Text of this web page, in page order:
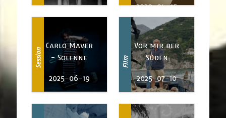
2020-04-15
Session
Carlo Maver
- Solenne
2025-06-19
Film
Vor mir der
Süden
2025-07-10